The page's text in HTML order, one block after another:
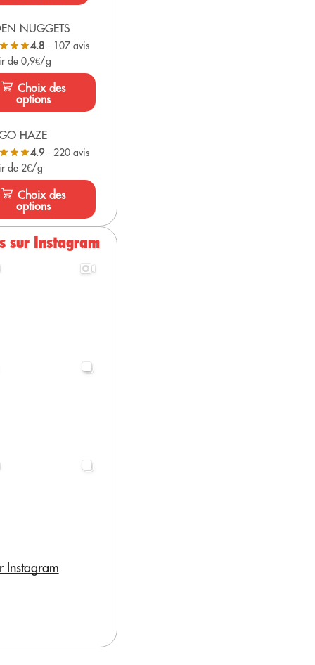
NUGGETS
4.8 - 107 avis
de 0,9€/g
Choix des
options
HAZE
4.9- 220 avis
de 2€/g
Choix des
options
sur Instagram
Instagram